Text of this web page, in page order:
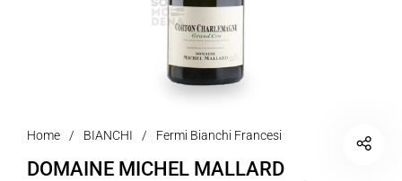
Home / BIANCHI / Fermi Bianchi Francesi
DOMAINE MICHEL MALLARD